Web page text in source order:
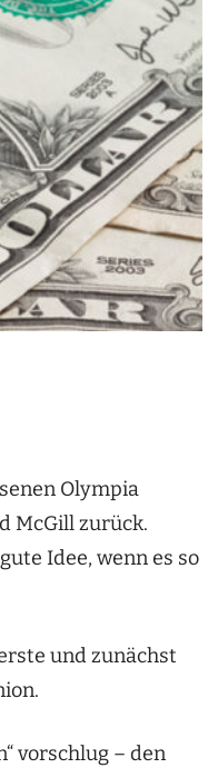
Olympia
McGill zurück.
Idee, wenn es so
und zunächst
vorschlug – den